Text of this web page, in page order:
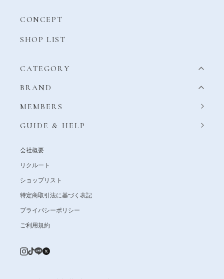
CONCEPT
SHOP LIST
CATEGORY
BRAND
MEMBERS
GUIDE & HELP
会社概要
リクルート
ショップリスト
特定商取引法に基づく表記
プライバシーポリシー
ご利用規約